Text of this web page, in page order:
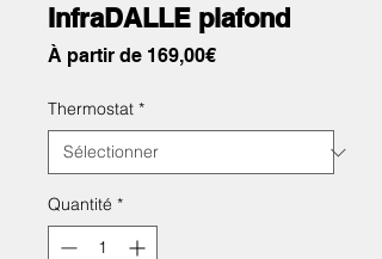
InfraDALLE plafond
À partir de 169,00€Prix
Thermostat *
Quantité *